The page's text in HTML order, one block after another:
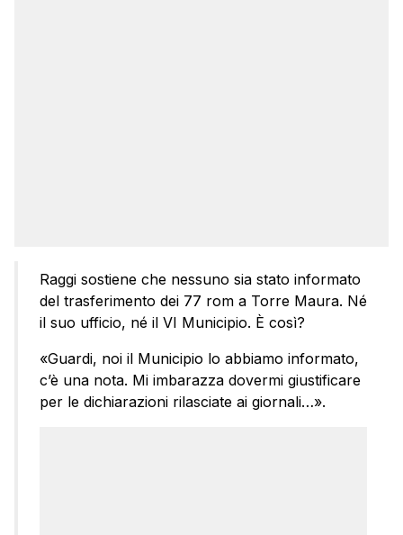
Raggi sostiene che nessuno sia stato informato
del trasferimento dei 77 rom a Torre Maura. Né
il suo ufficio, né il VI Municipio. È così?
«Guardi, noi il Municipio lo abbiamo informato,
c’è una nota. Mi imbarazza dovermi giustificare
per le dichiarazioni rilasciate ai giornali…».